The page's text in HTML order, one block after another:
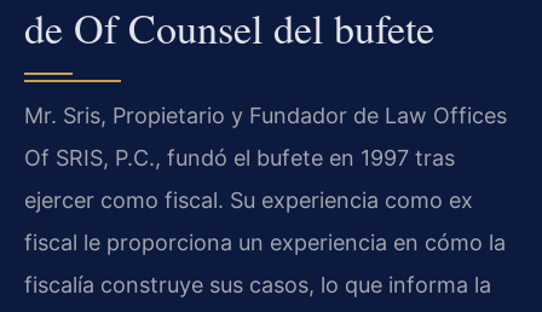
de Of Counsel del bufete
Mr. Sris, Propietario y Fundador de Law Offices
Of SRIS, P.C., fundó el bufete en 1997 tras
ejercer como fiscal. Su experiencia como ex
fiscal le proporciona un experiencia en cómo la
fiscalía construye sus casos, lo que informa la